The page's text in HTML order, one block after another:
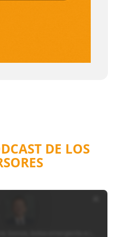
DE LOS